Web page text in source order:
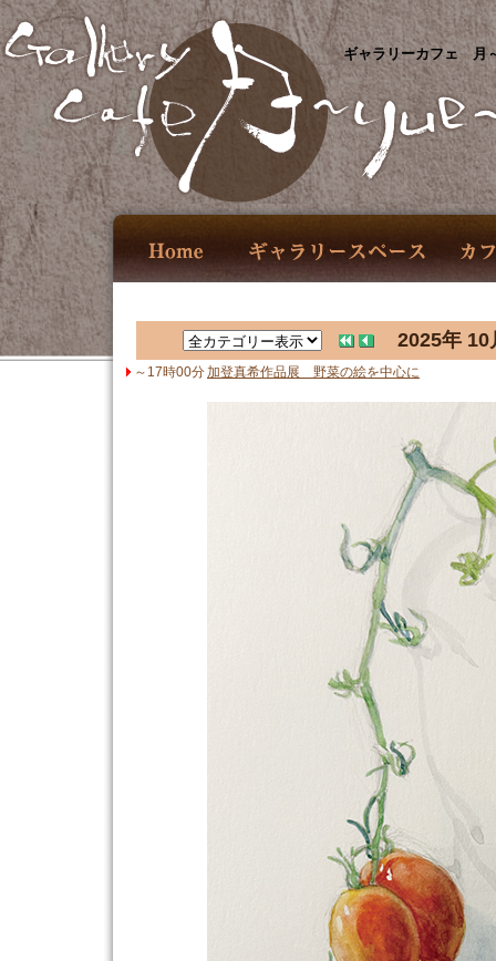
ギャラリーカフェ 月
2025年 10
～17時00分加登真希作品展 野菜の絵を中心に